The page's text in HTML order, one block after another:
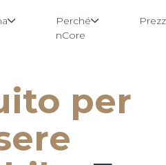
Perché
nCore
per